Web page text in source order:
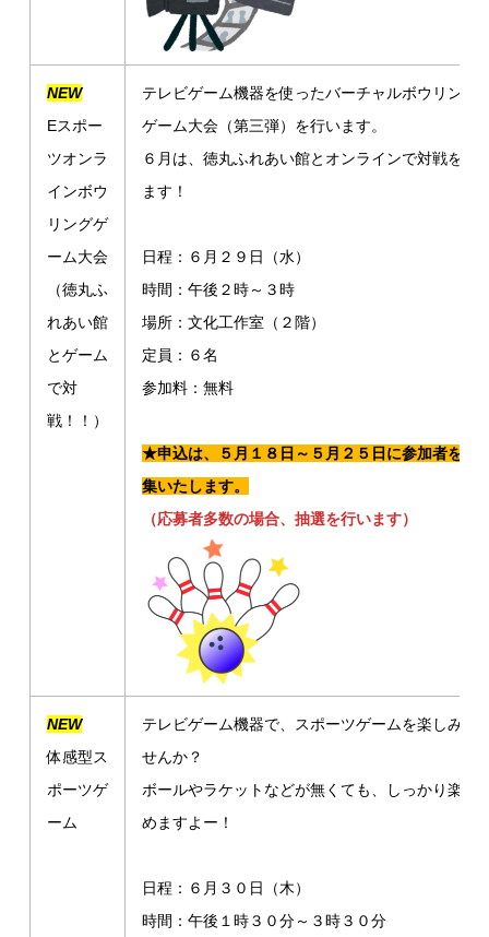
NEW
Eスポー
ツオンラ
インボウ
リングゲ
ーム大会
（徳丸ふ
れあい館
とゲーム
で対
戦！！）
テレビゲーム機器を使ったバーチャルボウリング
ゲーム大会（第三弾）を行います。
６月は、徳丸ふれあい館とオンラインで対戦をし
ます！
日程：６月２９日（水）
時間：午後２時～３時
場所：文化工作室（２階）
定員：６名
参加料：無料
★申込は、５月１８日～５月２５日に参加者を募
集いたします。
（応募者多数の場合、抽選を行います）
NEW
体感型ス
ポーツゲ
ーム
テレビゲーム機器で、スポーツゲームを楽しみま
せんか？
ボールやラケットなどが無くても、しっかり楽し
めますよー！
日程：６月３０日（木）
時間：午後１時３０分～３時３０分